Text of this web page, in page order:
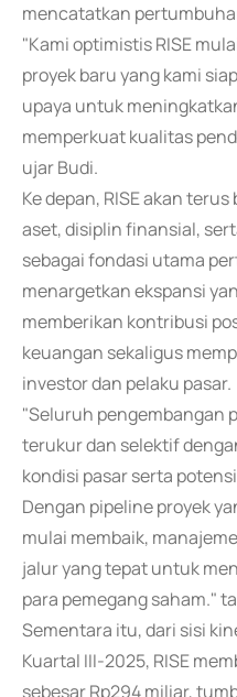
mencatatkan
"Kami optimistis RISE
proyek baru yang kami
upaya untuk
memperkuat kualitas
ujar Budi.
Ke depan, RISE akan
aset, disiplin finansial,
sebagai fondasi utama
menargetkan ekspansi
memberikan kontribusi
keuangan sekaligus
investor dan pelaku pasar.
"Seluruh pengembangan
terukur dan selektif
kondisi pasar serta
Dengan pipeline proyek
mulai membaik,
jalur yang tepat untuk
para pemegang saham."
Sementara itu, dari sisi
Kuartal III-2025, RISE
sebesar Rp294 miliar,